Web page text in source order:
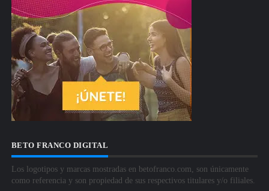
BETO FRANCO DIGITAL
Los logotipos y marcas mostradas en betofranco.com, son únicamente
como referencia y son propiedad de sus respectivos titulares y/o filiales.